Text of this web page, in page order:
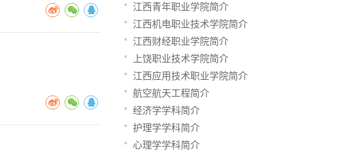
江西青年职业学院简介
江西机电职业技术学院简介
江西财经职业学院简介
上饶职业技术学院简介
江西应用技术职业学院简介
航空航天工程简介
经济学学科简介
护理学学科简介
心理学学科简介